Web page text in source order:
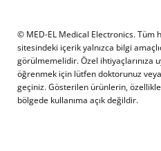
© MED-EL Medical Electronics. Tüm
sitesindeki içerik yalnızca bilgi
görülmemelidir. Özel ihtiyaçlarınıza
öğrenmek için lütfen doktorunuz
geçiniz. Gösterilen ürünlerin,
bölgede kullanıma açık değildir.